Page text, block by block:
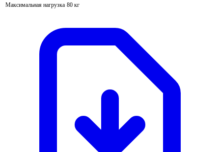
Максимальная нагрузка 80 кг